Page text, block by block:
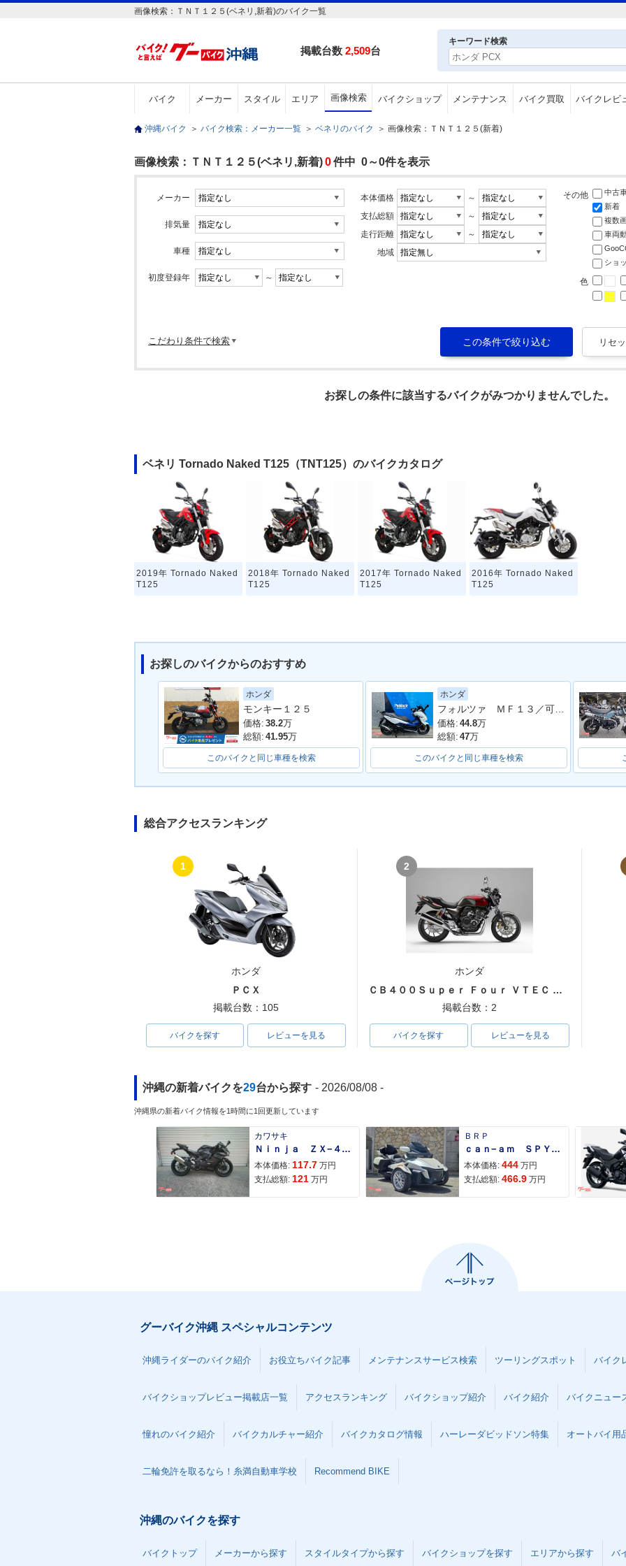
画像検索：ＴＮＴ１２５(ベネリ,新着)のバイク一覧
掲載台数 2,509台
キーワード検索
バイク メーカー スタイル エリア 画像検索 バイクショップ メンテナンス バイク買取 バイクレビ
沖縄バイク ＞ バイク検索：メーカー一覧 ＞ ベネリのバイク ＞ 画像検索：ＴＮＴ１２５(新着)
画像検索：ＴＮＴ１２５(ベネリ,新着)0件中 0～0件を表示
メーカー
排気量
車種
初度登録年 ～
本体価格
～
支払総額
～
走行距離
～
地域
その他 中古
新着
複数
車両
ショ
色
こだわり条件で検索
お探しの条件に該当するバイクがみつかりませんでした。
ベネリ Tornado Naked T125（TNT125）のバイクカタログ
2019年 Tornado Naked
T125
2018年 Tornado Naked
T125
2017年 Tornado Naked
T125
2016年 Tornado Naked
T125
お探しのバイクからのおすすめ
ホンダ
モンキー１２５
価格: 38.2万
総額: 41.95万
このバイクと同じ車種を検索
ホンダ
フォルツァ ＭＦ１３／可動式スクリーン／フルＬＥＤ／ＥＴＣ付き／グリップヒーター
価格: 44.8万
総額: 47万
このバイクと同じ車種を検索
総合アクセスランキング
1
ホンダ
ＰＣＸ
掲載台数：105
バイクを探す レビューを見る
2
ホンダ
ＣＢ４００Ｓｕｐｅｒ Ｆｏｕｒ ＶＴＥＣ ＳＰＥＣ３
掲載台数：2
バイクを探す レビューを見る
沖縄の新着バイクを29台から探す - 2026/08/08 -
沖縄県の新着バイク情報を1時間に1回更新しています
カワサキ
Ｎｉｎｊａ ＺＸ−４Ｒ ＳＥ
本体価格: 117.7 万円
支払総額: 121 万円
ＢＲＰ
ｃａｎ−ａｍ ＳＰＹＤＥＲ ＲＴ ＬＩＭＩＴＥＤ
本体価格: 444 万円
支払総額: 466.9 万円
グーバイク沖縄 スペシャルコンテンツ
沖縄ライダーのバイク紹介 お役立ちバイク記事 メンテナンスサービス検索 ツーリングスポット バイク
バイクショップレビュー掲載店一覧 アクセスランキング バイクショップ紹介 バイク紹介 バイクニュー
憧れのバイク紹介 バイクカルチャー紹介 バイクカタログ情報 ハーレーダビッドソン特集 オートバイ用
二輪免許を取るなら！糸満自動車学校 Recommend BIKE
沖縄のバイクを探す
バイクトップ メーカーから探す スタイルタイプから探す バイクショップを探す エリアから探す バ